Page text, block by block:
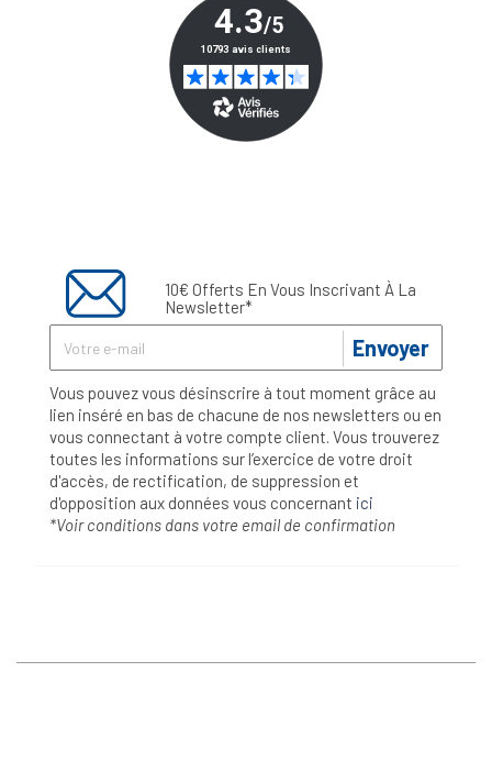
10€ Offerts En Vous Inscrivant À La
Newsletter*
Envoyer
Vous pouvez vous désinscrire à tout moment grâce au
lien inséré en bas de chacune de nos newsletters ou en
vous connectant à votre compte client. Vous trouverez
toutes les informations sur l’exercice de votre droit
d'accès, de rectification, de suppression et
d'opposition aux données vous concernant ici
*Voir conditions dans votre email de confirmation